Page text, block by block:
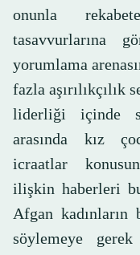
onunla
tasavvurlarına
yorumlama
fazla aşırılıkçılık
liderliği içinde
arasında kız
icraatlar
ilişkin haberleri
Afgan kadınların
söylemeye